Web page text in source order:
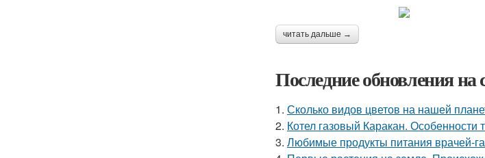
читать дальше →
Последние обновления на
1. Сколько видов цветов на нашей
2. Котел газовый Каракан. Особенности
3. Любимые продукты питания врачей-